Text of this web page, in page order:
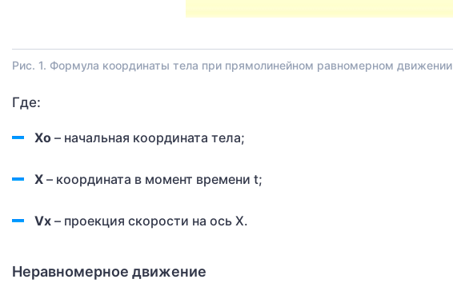
Рис. 1. Формула координаты тела при прямолинейном равномерном движении
Где:
Xо – начальная координата тела;
X – координата в момент времени t;
Vx – проекция скорости на ось X.
Неравномерное движение